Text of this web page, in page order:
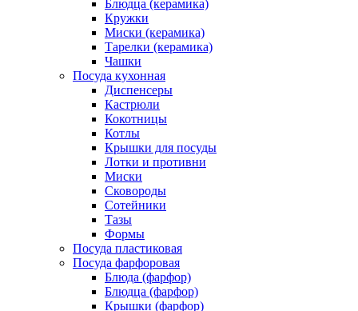
Блюдца (керамика)
Кружки
Миски (керамика)
Тарелки (керамика)
Чашки
Посуда кухонная
Диспенсеры
Кастрюли
Кокотницы
Котлы
Крышки для посуды
Лотки и противни
Миски
Сковороды
Сотейники
Тазы
Формы
Посуда пластиковая
Посуда фарфоровая
Блюда (фарфор)
Блюдца (фарфор)
Крышки (фарфор)